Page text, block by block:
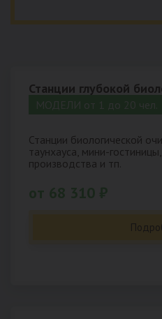
Станции глубокой
Станции биологической
таунхауса, мини-
производства и тп.